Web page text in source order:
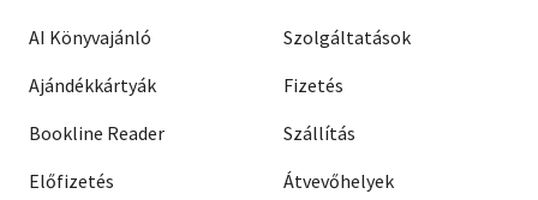
AI Könyvajánló
Ajándékkártyák
Bookline Reader
Előfizetés
Szolgáltatások
Fizetés
Szállítás
Átvevőhelyek